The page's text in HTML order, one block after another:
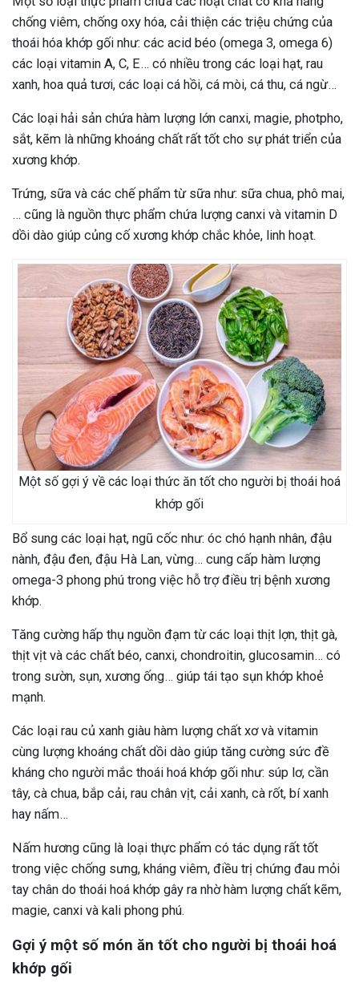
chống viêm, chống oxy hóa, cải thiện các triệu chứng của
thoái hóa khớp gối như: các acid béo (omega 3, omega 6)
các loại vitamin A, C, E… có nhiều trong các loại hạt, rau
xanh, hoa quả tươi, các loại cá hồi, cá mòi, cá thu, cá ngừ…
Các loại hải sản chứa hàm lượng lớn canxi, magie, photpho,
sắt, kẽm là những khoáng chất rất tốt cho sự phát triển của
xương khớp.
Trứng, sữa và các chế phẩm từ sữa như: sữa chua, phô mai,
… cũng là nguồn thực phẩm chứa lượng canxi và vitamin D
dồi dào giúp củng cố xương khớp chắc khỏe, linh hoạt.
Một số gợi ý về các loại thức ăn tốt cho người bị thoái hoá
khớp gối
Bổ sung các loại hạt, ngũ cốc như: óc chó hạnh nhân, đậu
nành, đậu đen, đậu Hà Lan, vừng… cung cấp hàm lượng
omega-3 phong phú trong việc hỗ trợ điều trị bệnh xương
khớp.
Tăng cường hấp thụ nguồn đạm từ các loại thịt lợn, thịt gà,
thịt vịt và các chất béo, canxi, chondroitin, glucosamin… có
trong sườn, sụn, xương ống… giúp tái tạo sụn khớp khoẻ
mạnh.
Các loại rau củ xanh giàu hàm lượng chất xơ và vitamin
cùng lượng khoáng chất dồi dào giúp tăng cường sức đề
kháng cho người mắc thoái hoá khớp gối như: súp lơ, cần
tây, cà chua, bắp cải, rau chân vịt, cải xanh, cà rốt, bí xanh
hay nấm…
Nấm hương cũng là loại thực phẩm có tác dụng rất tốt
trong việc chống sưng, kháng viêm, điều trị chứng đau mỏi
tay chân do thoái hoá khớp gây ra nhờ hàm lượng chất kẽm,
magie, canxi và kali phong phú.
Gợi ý một số món ăn tốt cho người bị thoái hoá
khớp gối